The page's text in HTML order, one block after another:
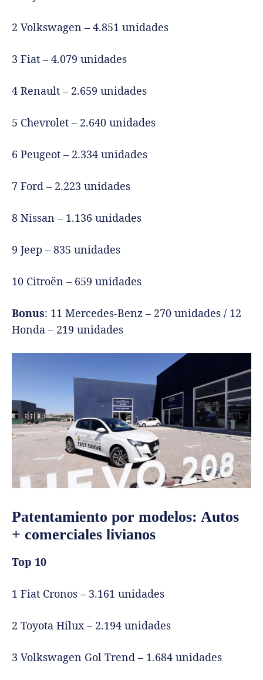
2 Volkswagen – 4.851 unidades
3 Fiat – 4.079 unidades
4 Renault – 2.659 unidades
5 Chevrolet – 2.640 unidades
6 Peugeot – 2.334 unidades
7 Ford – 2.223 unidades
8 Nissan – 1.136 unidades
9 Jeep – 835 unidades
10 Citroën – 659 unidades
Bonus: 11 Mercedes-Benz – 270 unidades / 12
Honda – 219 unidades
Patentamiento por modelos: Autos
+ comerciales livianos
Top 10
1 Fiat Cronos – 3.161 unidades
2 Toyota Hilux – 2.194 unidades
3 Volkswagen Gol Trend – 1.684 unidades